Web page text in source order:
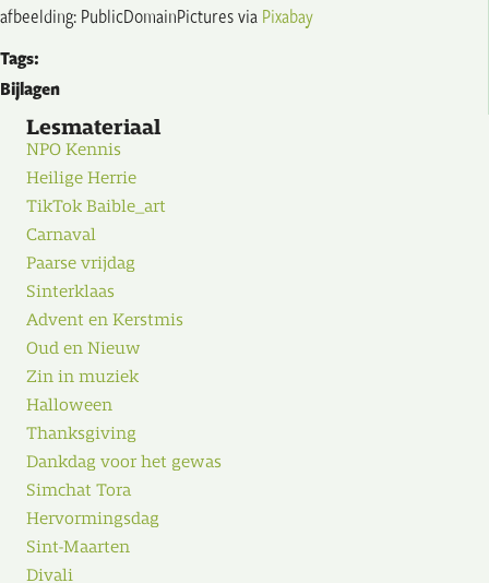
afbeelding: PublicDomainPictures via Pixabay
Tags:
Bijlagen
Lesmateriaal
NPO Kennis
Heilige Herrie
TikTok Baible_art
Carnaval
Paarse vrijdag
Sinterklaas
Advent en Kerstmis
Oud en Nieuw
Zin in muziek
Halloween
Thanksgiving
Dankdag voor het gewas
Simchat Tora
Hervormingsdag
Sint-Maarten
Divali